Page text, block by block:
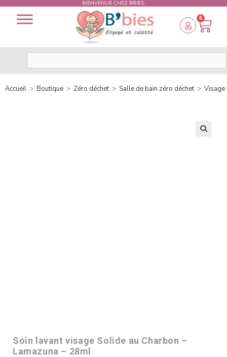
BIENVENUE CHEZ BBIES.
0
Accueil > Boutique > Zéro déchet > Salle de bain zéro déchet > Visage
Soin lavant visage Solide au Charbon –
Lamazuna – 28ml